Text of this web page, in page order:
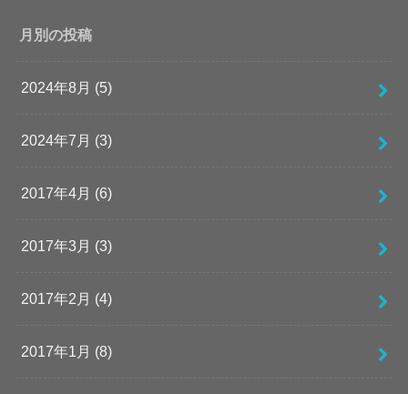
月別の投稿
2024年8月 (5)
2024年7月 (3)
2017年4月 (6)
2017年3月 (3)
2017年2月 (4)
2017年1月 (8)